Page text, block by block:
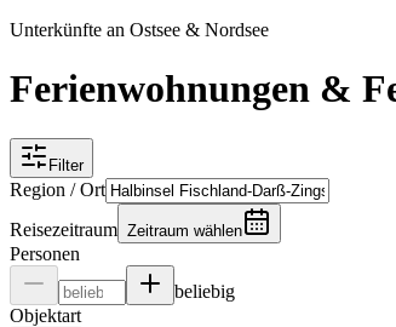
Unterkünfte an Ostsee & Nordsee
Ferienwohnungen &
Filter
Region / Ort
Reisezeitraum Zeitraum wählen
Personen
beliebig
Objektart